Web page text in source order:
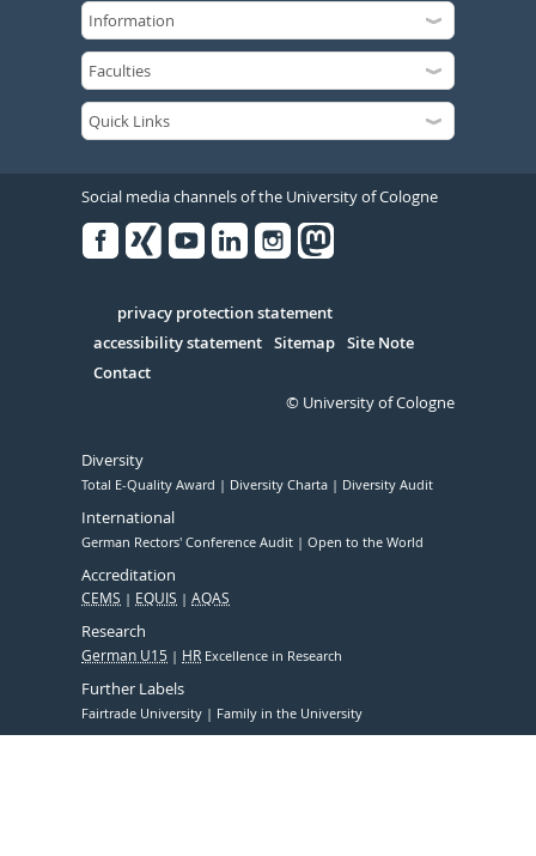
Social media channels of the University of Cologne
Serivce
privacy protection statement
accessibility statement Sitemap Site Note
Contact
© University of Cologne
Diversity
Total E-Quality Award Diversity Charta Diversity Audit
International
German Rectors' Conference Audit Open to the World
Accreditation
CEMS EQUIS AQAS
Research
German U15 HR Excellence in Research
Further Labels
Fairtrade University Family in the University